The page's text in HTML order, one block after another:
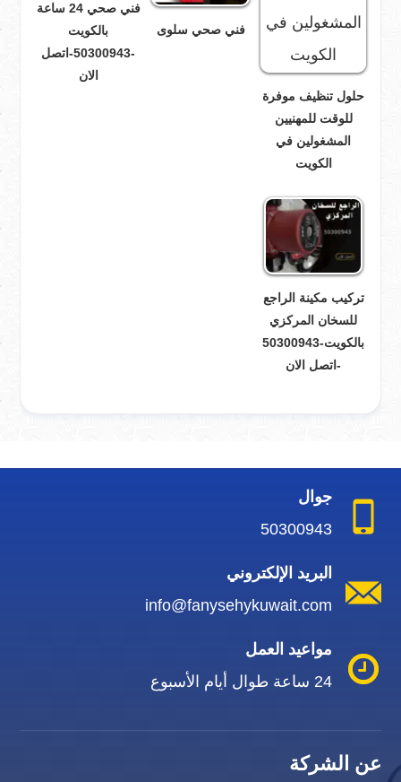
حلول تنظيف موفرة
للوقت للمهنيين
المشغولين في
الكويت
فني صحي سلوى
فني صحي 24 ساعة
بالكويت
-50300943-اتصل
الان
تركيب مكينة الراجع
للسخان المركزي
بالكويت-50300943
-اتصل الان
جوال
50300943
البريد الإلكتروني
info@fanysehykuwait.com
مواعيد العمل
24 ساعة طوال أيام الأسبوع
عن الشركة